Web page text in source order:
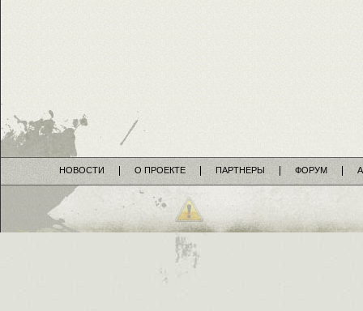
НОВОСТИ О ПРОЕКТЕ ПАРТНЕРЫ ФОРУМ